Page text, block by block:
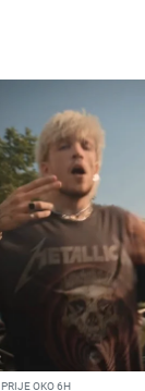
PRIJE OKO 6H